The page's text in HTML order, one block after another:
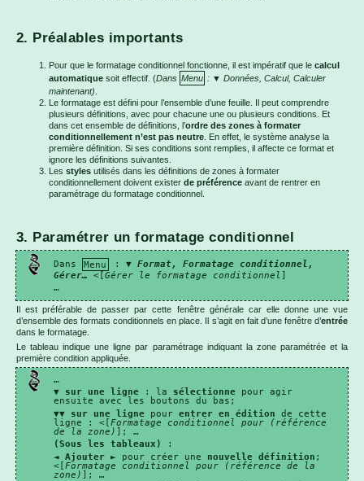
2. Préalables importants
Pour que le formatage conditionnel fonctionne, il est impératif que le calcul
automatique soit effectif. (Dans Menu : ▼ Données, Calcul, Calculer
maintenant)
Le formatage est défini pour l’ensemble d’une feuille. Il peut comprendre
plusieurs définitions, avec pour chacune une ou plusieurs conditions. Et
dans cet ensemble de définitions, l’ordre des zones à formater
conditionnellement n’est pas neutre . En effet, le système analyse la
première définition. Si ses conditions sont remplies, il affecte ce format et
ignore les définitions suivantes.
Les styles utilisés dans les définitions de zones à formater
conditionnellement doivent exister de préférence avant de rentrer en
paramétrage du formatage conditionnel.
3. Paramétrer un formatage conditionnel
Dans Menu : ▼ Format, Formatage conditionnel,
Gérer…
<[Gérer le formatage conditionnel ]
…
Il est préférable de passer par cette fenêtre générale car elle donne une vue
d’ensemble des formats conditionnels en place. Il s’agit en fait d’une fenêtre d’entrée
dans le formatage.
Le tableau indique une ligne par paramétrage indiquant la zone paramétrée et la
première condition appliquée.
…
▼ sur une ligne : la sélectionne pour agir
ensuite avec les boutons du bas;
▼▼ sur une ligne pourentrer en édition de cette
ligne : <[Formatage conditionnel pour (référence
de la zone) ]; …
(Sous les tableaux)
:
◄Ajouter ► pour créer une nouvelle définition ;
<[Formatage conditionnel pour (référence de la
zone) ]; …